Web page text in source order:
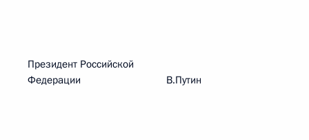
Президент Российской
Федерации В.Путин